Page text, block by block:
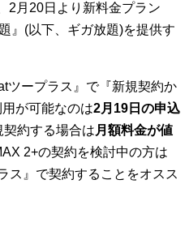
2月20日より新料金プラン
』(以下、ギガ放題)を提供す
ツープラス』で『新規契約か
が可能なのは2月19日の申込
約する場合は 月額料金が値
2+の契約を検討中の方は
ス』で契約することをオスス